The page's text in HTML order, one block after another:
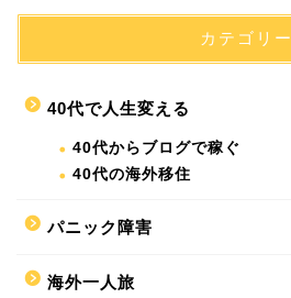
カテゴリー
40代で人生変える
40代からブログで稼ぐ
40代の海外移住
パニック障害
海外一人旅